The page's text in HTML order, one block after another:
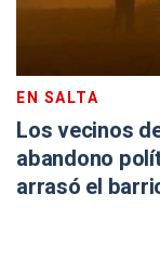
EN SALTA
Los vecinos
abandono
arrasó el